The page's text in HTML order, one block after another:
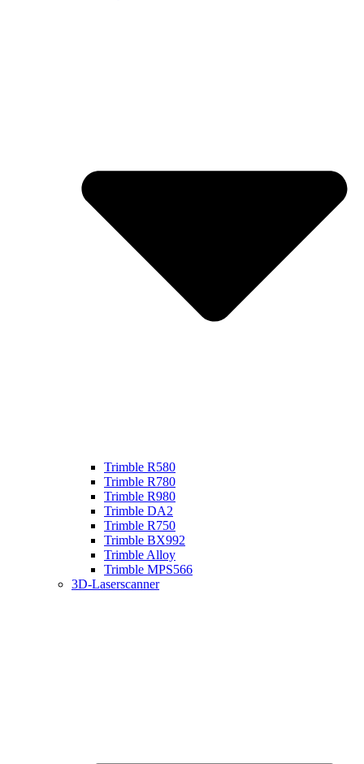
Trimble R580
Trimble R780
Trimble R980
Trimble DA2
Trimble R750
Trimble BX992
Trimble Alloy
Trimble MPS566
3D-Laserscanner